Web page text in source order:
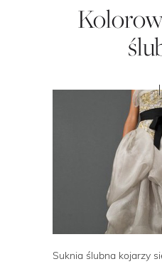
Suknia ślubna kojarzy